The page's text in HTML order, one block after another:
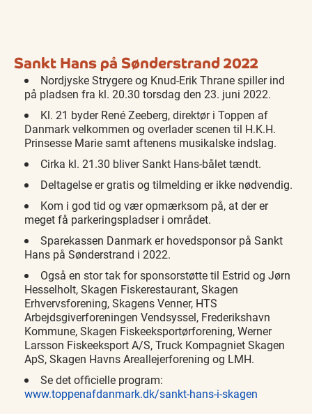
Sankt Hans på Sønderstrand 2022
Nordjyske Strygere og Knud-Erik Thrane spiller ind
på pladsen fra kl. 20.30 torsdag den 23. juni 2022.
Kl. 21 byder René Zeeberg, direktør i Toppen af
Danmark velkommen og overlader scenen til H.K.H.
Prinsesse Marie samt aftenens musikalske indslag.
Cirka kl. 21.30 bliver Sankt Hans-bålet tændt.
Deltagelse er gratis og tilmelding er ikke nødvendig.
Kom i god tid og vær opmærksom på, at der er
meget få parkeringspladser i området.
Sparekassen Danmark er hovedsponsor på Sankt
Hans på Sønderstrand i 2022.
Også en stor tak for sponsorstøtte til Estrid og Jørn
Hesselholt, Skagen Fiskerestaurant, Skagen
Erhvervsforening, Skagens Venner, HTS
Arbejdsgiverforeningen Vendsyssel, Frederikshavn
Kommune, Skagen Fiskeeksportørforening, Werner
Larsson Fiskeeksport A/S, Truck Kompagniet Skagen
ApS, Skagen Havns Areallejerforening og LMH.
Se det officielle program:
www.toppenafdanmark.dk/sankt-hans-i-skagen